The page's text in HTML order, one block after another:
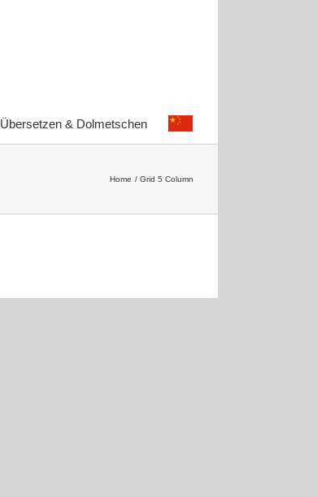
Übersetzen & Dolmetschen
Home Grid 5 Column